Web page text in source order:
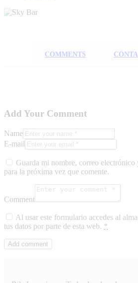
COMMENTS
Add Your Comment
Name
E-mail
Guarda mi nombre, correo electrónico
para la próxima vez que comente.
Comment
Al usar este formulario accedes al
tus datos por parte de esta web. *